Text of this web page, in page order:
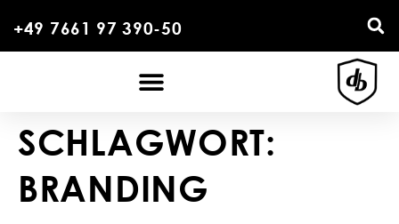
+49 7661 97 390-50
SCHLAGWORT:
BRANDING